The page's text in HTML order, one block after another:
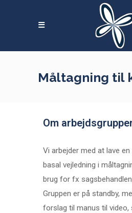
Måltagning til
Om
Vi arbejder med at lave
basal vejledning i
brug for fx
Gruppen er på standby,
forslag til manus til video,